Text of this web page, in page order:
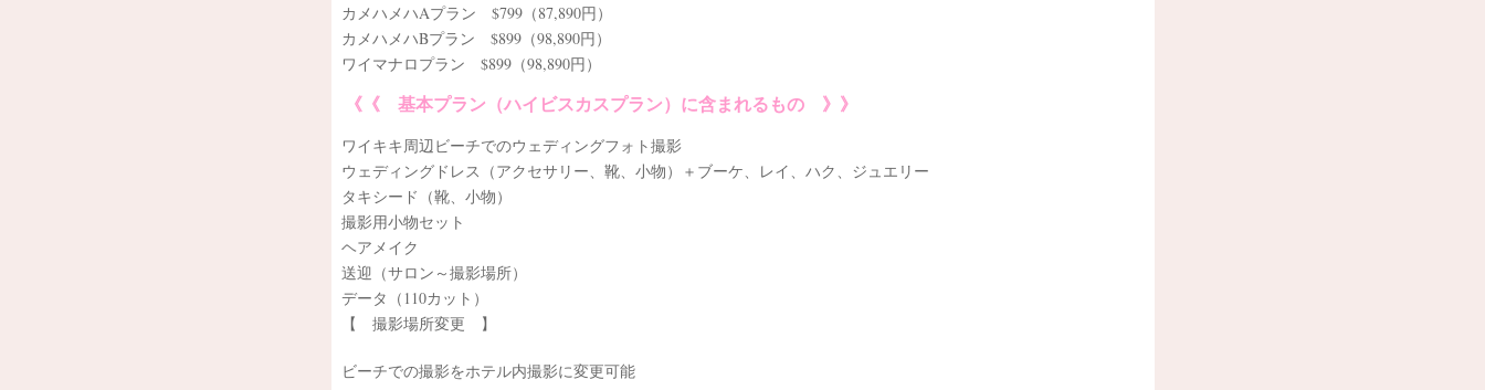
カメハメハAプラン $799（87,890円）
カメハメハBプラン $899（98,890円）
ワイマナロプラン $899（98,890円）
《《 基本プラン（ハイビスカスプラン）に含まれるもの 》》
ワイキキ周辺ビーチでのウェディングフォト撮影
ウェディングドレス（アクセサリー、靴、小物）＋ブーケ、レイ、ハク、ジュエリー
タキシード（靴、小物）
撮影用小物セット
ヘアメイク
送迎（サロン～撮影場所）
データ（110カット）
【 撮影場所変更 】
ビーチでの撮影をホテル内撮影に変更可能